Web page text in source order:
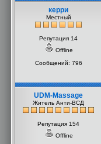
керри
Местный
Репутация 14
Offline
Сообщений: 796
UDM-Massage
Житель Анти-ВСД
Репутация 154
Offline